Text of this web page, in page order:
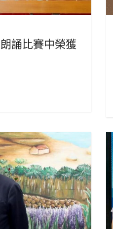
誦比賽中榮獲